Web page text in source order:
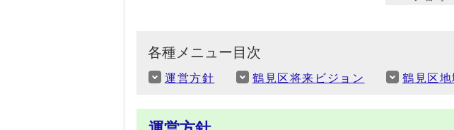
各種メニュー目次
運営方針 鶴見区将来ビジョン 鶴見区